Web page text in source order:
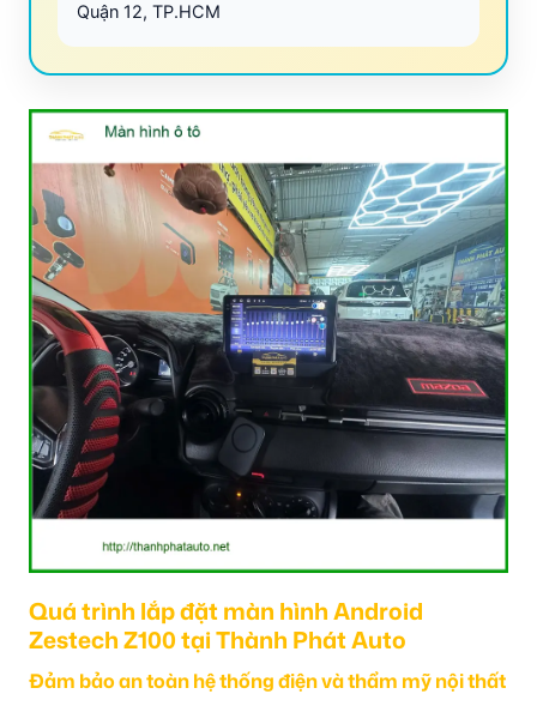
Quận 12, TP.HCM
Quá trình lắp đặt màn hình Android
Zestech Z100 tại Thành Phát Auto
Đảm bảo an toàn hệ thống điện và thẩm mỹ nội thất